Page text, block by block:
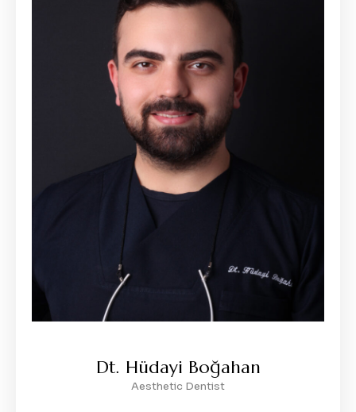
Dt. Hüdayi Boğahan
Aesthetic Dentist